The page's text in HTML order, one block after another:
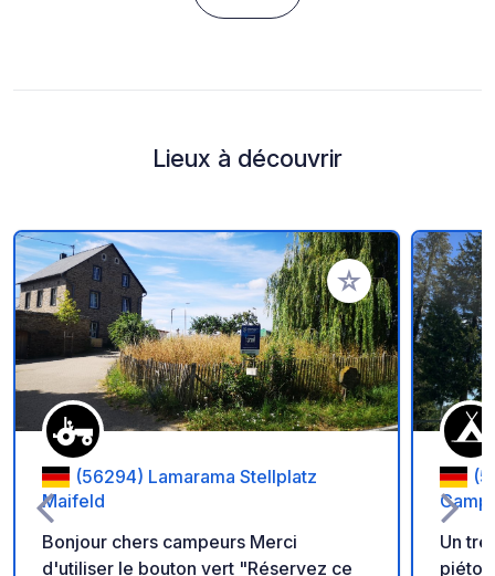
Lieux à découvrir
Ajouter à vos
(56294) Lamarama Stellplatz
Maifeld
Bonjour chers campeurs Merci
d'utiliser le bouton vert "Réservez ce
Un